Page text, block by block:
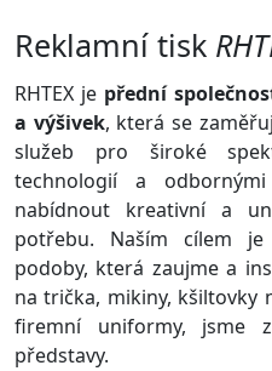
Reklamní tisk
RHTEX je přední
a výšivek, která se
služeb pro široké
technologií a
nabídnout kreativní a
potřebu. Naším cílem
podoby, která zaujme a
na trička, mikiny, kšiltovky
firemní uniformy, jsme
představy.